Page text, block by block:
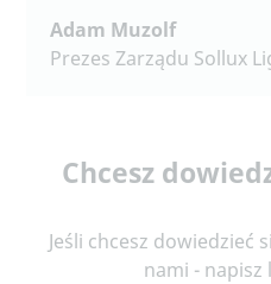
Adam Muzolf
Prezes Zarządu Sollux
Chcesz
Jeśli chcesz dowiedzieć
nami - napisz